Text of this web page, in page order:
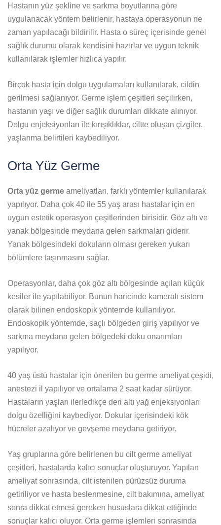
Hastanın yüz şekline ve sarkma boyutlarına göre
uygulanacak yöntem belirlenir, hastaya operasyonun ne
zaman yapılacağı bildirilir. Hasta o süreç içerisinde genel
sağlık durumu olarak kendisini hazırlar ve uygun teknik
kullanılarak işlemler hızlıca yapılır.
Birçok hasta için dolgu uygulamaları kullanılarak, cildin
gerilmesi sağlanıyor. Germe işlem çeşitleri seçilirken,
hastanın yaşı ve diğer sağlık durumları dikkate alınıyor.
Dolgu enjeksiyonları ile kırışıklıklar, ciltte oluşan çizgiler,
yaşlanma belirtileri kaybediliyor.
Orta Yüz Germe
Orta yüz germe ameliyatları, farklı yöntemler kullanılarak
yapılıyor. Daha çok 40 ile 55 yaş arası hastalar için en
uygun estetik operasyon çeşitlerinden birisidir. Göz altı ve
yanak bölgesinde meydana gelen sarkmaları giderir.
Yanak bölgesindeki dokuların olması gereken yukarı
bölümlere taşınmasını sağlar.
Operasyonlar, daha çok göz altı bölgesinde açılan küçük
kesiler ile yapılabiliyor. Bunun haricinde kameralı sistem
olarak bilinen endoskopik yöntemde kullanılıyor.
Endoskopik yöntemde, saçlı bölgeden giriş yapılıyor ve
sarkma meydana gelen bölgedeki doku onarımları
yapılıyor.
40 yaş üstü hastalar için önerilen bu germe ameliyat çeşidi,
anestezi il yapılıyor ve ortalama 2 saat kadar sürüyor.
Hastaların yaşları ilerledikçe deri altı yağ enjeksiyonları
dolgu özelliğini kaybediyor. Dokular içerisindeki kök
hücreler azalıyor ve gevşeme meydana getiriyor.
Yaş gruplarına göre belirlenen bu cilt germe ameliyat
çeşitleri, hastalarda kalıcı sonuçlar oluşturuyor. Yapılan
ameliyat sonrasında, cilt istenilen pürüzsüz duruma
getiriliyor ve hasta beslenmesine, cilt bakımına, ameliyat
sonra dikkat etmesi gereken hususlara dikkat ettiğinde
sonuçlar kalıcı oluyor. Orta germe işlemleri sonrasında